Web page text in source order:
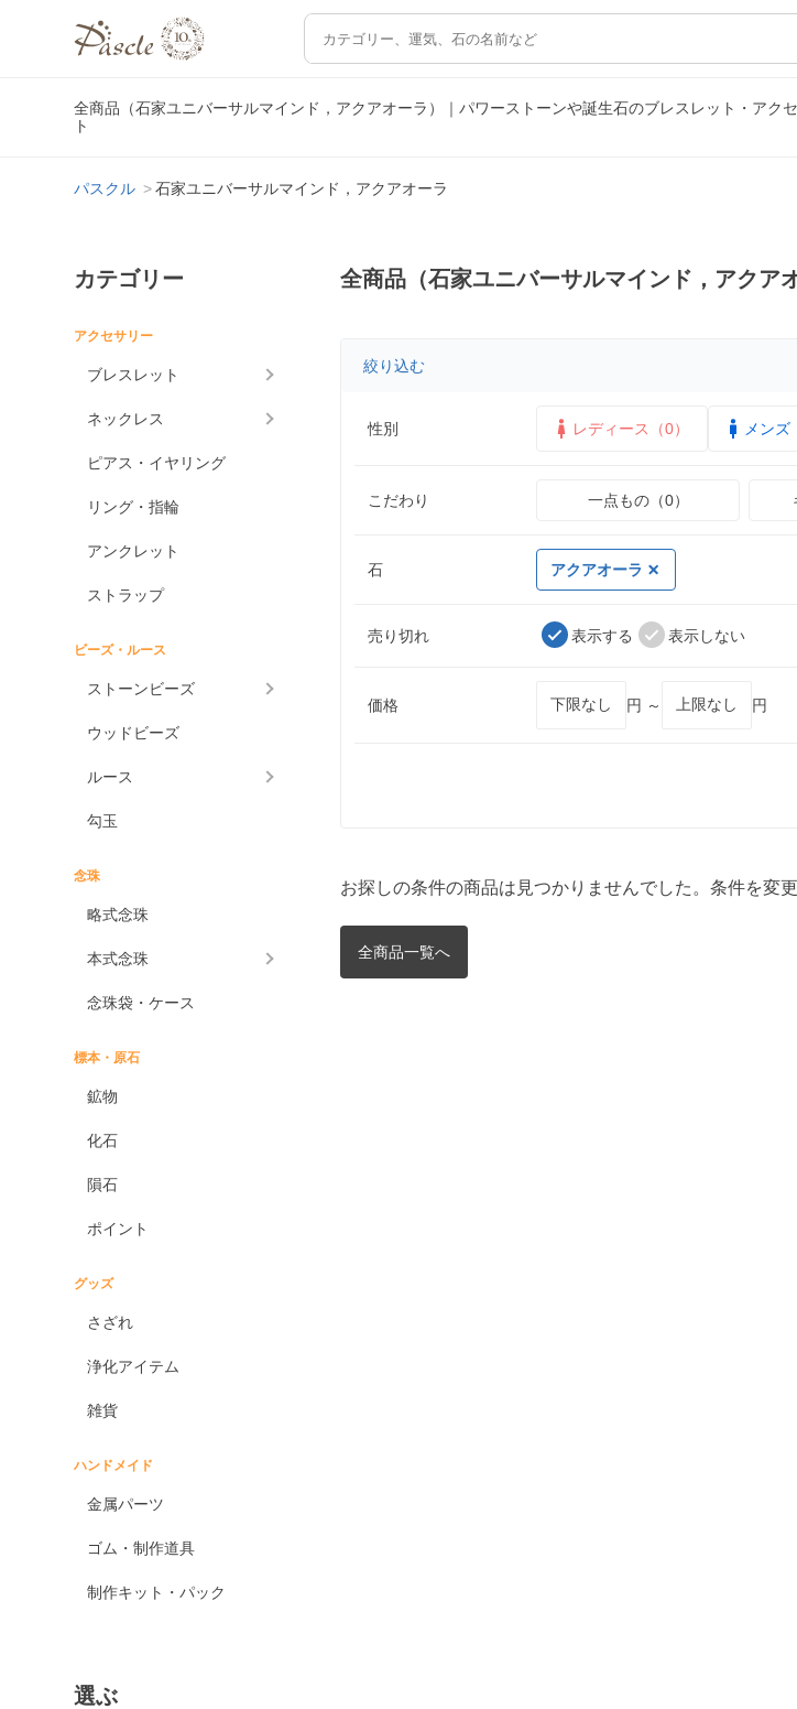
全商品（石家ユニバーサルマインド，アクアオーラ）｜パワーストーンや誕生石のブレスレット・アク
ト
パスクル 石家ユニバーサルマインド，アクアオーラ
カテゴリー
アクセサリー
ブレスレット
ネックレス
ピアス・イヤリング
リング・指輪
アンクレット
ストラップ
ビーズ・ルース
ストーンビーズ
ウッドビーズ
ルース
勾玉
念珠
略式念珠
本式念珠
念珠袋・ケース
標本・原石
鉱物
化石
隕石
ポイント
グッズ
さざれ
浄化アイテム
雑貨
ハンドメイド
金属パーツ
ゴム・制作道具
制作キット・パック
選ぶ
全商品（石家ユニバーサルマインド，アクア
絞り込む
性別 レディース（0） メンズ
こだわり 一点もの（0）
石 アクアオーラ
売り切れ 表示する 表示しない
価格 円 ～ 円
お探しの条件の商品は見つかりませんでした。条件を変
全商品一覧へ